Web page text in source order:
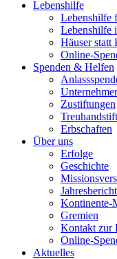
Lebenshilfe
Lebenshilfe
Lebenshilfe
Häuser statt
Online-
Spenden & Helfen
Zustiftungen
Erbschaften
Über uns
Erfolge
Geschichte
Jahresbericht
Kontinente-
Gremien
Kontakt zur
Online-
Aktuelles